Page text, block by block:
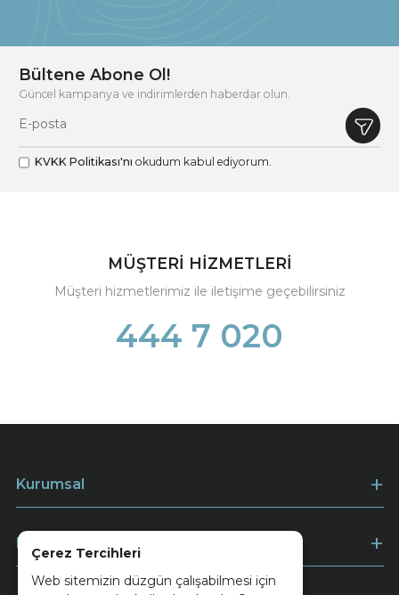
Çerez Tercihleri
Web sitemizin düzgün çalışabilmesi için
Bültene Abone Ol!
Güncel kampanya ve indirimlerden haberdar olun.
KVKK Politikası'nı okudum kabul ediyorum.
MÜŞTERİ HİZMETLERİ
Müşteri hizmetlerimiz ile iletişime geçebilirsiniz
444 7 020
Kurumsal
Müşteri Hizmetleri